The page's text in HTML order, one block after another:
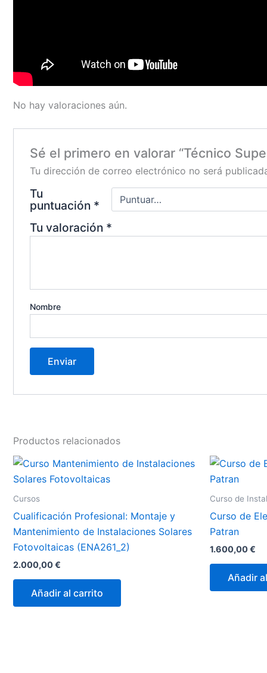
No hay valoraciones aún.
Sé el primero en valorar “Técnico
Tu dirección de correo electrónico no será
Tu
puntuación *
Tu valoración *
Nombre
Productos relacionados
Cursos
Cualificación Profesional: Montaje y
Mantenimiento de Instalaciones Solares
Fotovoltaicas (ENA261_2)
2.000,00€
Añadir al carrito
Curso de
Curso de
Patran
1.600,00€
Añadir